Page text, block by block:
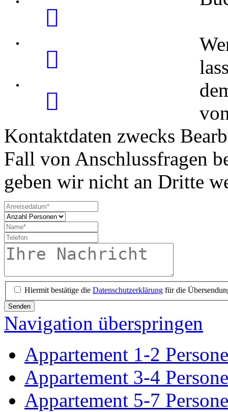
Kontaktdaten zwecks
Fall von Anschlussfragen
geben wir nicht an Dritte
Hiermit bestätige die Datenschutzerklärung für die
Senden
Navigation überspringen
Appartement 1-2
Appartement 3-4
Appartement 5-7